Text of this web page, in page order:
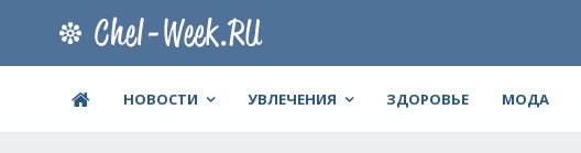
НОВОСТИ УВЛЕЧЕНИЯ ЗДОРОВЬЕ МОДА